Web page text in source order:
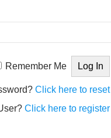
Remember Me
Click here to reset
Click here to register